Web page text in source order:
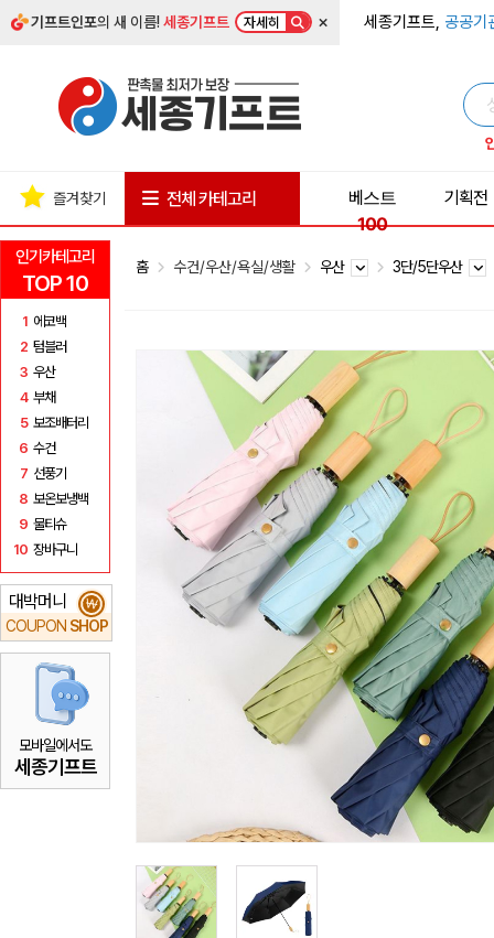
기프트인포의 새 이름!세종기프트 자세히 × 세종기프트, 공공기
인기카테고리
TOP 10
1 에코백
2 텀블러
3 우산
4 부채
5 보조배터리
6 수건
7 선풍기
8 보온보냉백
9 물티슈
10 장바구니
대박머니
COUPON SHOP
₩
모바일에서도
세종기프트
즐겨찾기 전체 카테고리
베스트
100
기획전
홈 수건/우산/욕실/생활 우산 3단/5단우산